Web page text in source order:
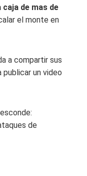
caja de mas de
el monte en
a compartir sus
publicar un video
de